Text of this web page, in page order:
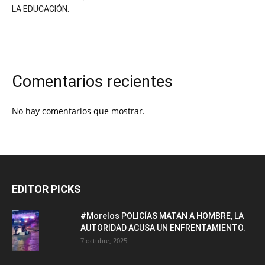
LA EDUCACIÓN.
Comentarios recientes
No hay comentarios que mostrar.
EDITOR PICKS
#Morelos POLICÍAS MATAN A HOMBRE, LA
AUTORIDAD ACUSA UN ENFRENTAMIENTO.
7 octubre, 2025